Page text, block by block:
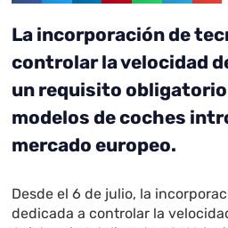
La incorporación de
controlar la velocidad
un requisito obligatorio
modelos de coches
mercado europeo.
Desde el 6 de julio, la
dedicada a controlar la